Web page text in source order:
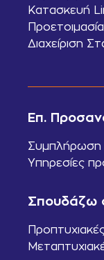
Κατασκευή
Διαχείριση
Επ.
Συμπλήρωση
Υπηρεσίες
Σπουδάζω